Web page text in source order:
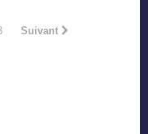
Suivant